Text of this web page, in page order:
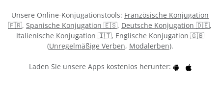
Unsere Online-Konjugationstools: Französische Konjugation
🇫🇷, Spanische Konjugation 🇪🇸, Deutsche Konjugation 🇩🇪,
Italienische Konjugation 🇮🇹, Englische Konjugation 🇬🇧
(Unregelmäßige Verben, Modalerben).
Laden Sie unsere Apps kostenlos herunter: